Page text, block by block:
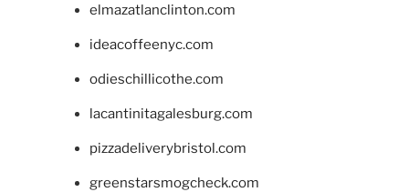
elmazatlanclinton.com
ideacoffeenyc.com
odieschillicothe.com
lacantinitagalesburg.com
pizzadeliverybristol.com
greenstarsmogcheck.com